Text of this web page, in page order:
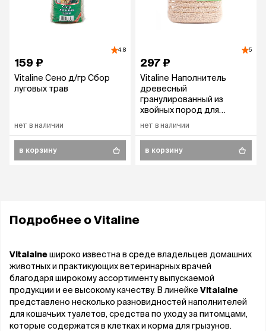
4.8
159 ₽
Vitaline Сено д/гр Сбор
луговых трав
нет в наличии
в корзину
5
297 ₽
Vitaline Наполнитель
древесный
гранулированный из
хвойных пород для
12 л (3 кг)
нет в наличии
в корзину
Подробнее оVitaline
Vitalaineшироко известна в среде владельцев домашних
животных и практикующих ветеринарных врачей
благодаря широкому ассортименту выпускаемой
продукции и ее высокому качеству. В линейке Vitalaine
представлено несколько разновидностей наполнителей
для кошачьих туалетов, средства по уходу за питомцами,
которые содержатся в клетках и корма для грызунов.